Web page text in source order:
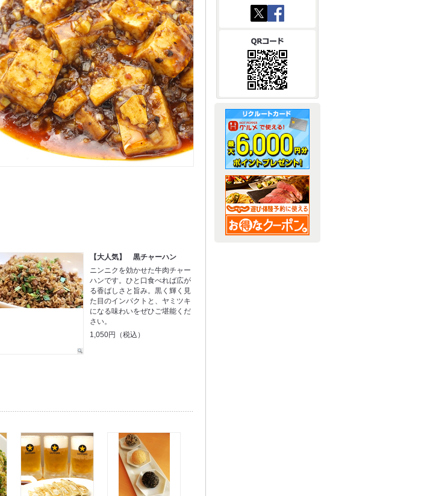
【大人気】 黒チャーハン
ニンニクを効かせた牛肉チャー
ハンです。ひと口食べれば広が
る香ばしさと旨み。黒く輝く見
た目のインパクトと、ヤミツキ
になる味わいをぜひご堪能くだ
さい。
1,050円（税込）